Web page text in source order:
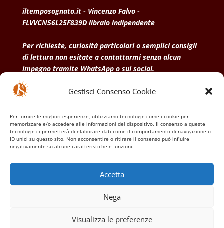
Gestisci Consenso Cookie
Per fornire le migliori esperienze, utilizziamo tecnologie come i cookie per
memorizzare e/o accedere alle informazioni del dispositivo. Il consenso a queste
tecnologie ci permetterà di elaborare dati come il comportamento di navigazione o
ID unici su questo sito. Non acconsentire o ritirare il consenso può influire
negativamente su alcune caratteristiche e funzioni.
Accetta
Nega
Visualizza le preferenze
iltemposognato.it - Vincenzo Falvo -
FLVVCN56L25F839D libraio indipendente
Per richieste, curiosità particolari o semplici consigli
di lettura non esitate a contattarmi senza alcun
impegno tramite WhatsApp o sui social.